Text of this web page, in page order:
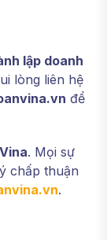
lập doanh
lòng liên hệ
để
. Mọi sự
chấp thuận
.